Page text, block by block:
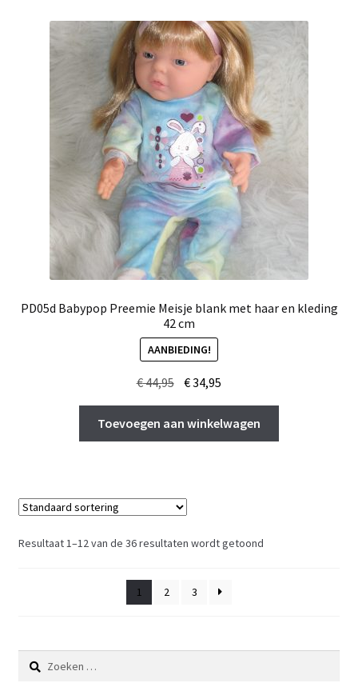
PD05d Babypop Preemie Meisje blank met haar en kleding
42 cm
AANBIEDING!
€44,95 Oorspronkelijke
was:
€ 44,95.
€34,95
is:
€ 34,95.
Toevoegen aan winkelwagen
Resultaat 1–12 van de 36 resultaten wordt getoond
1 2 3
Zoeken
naar: